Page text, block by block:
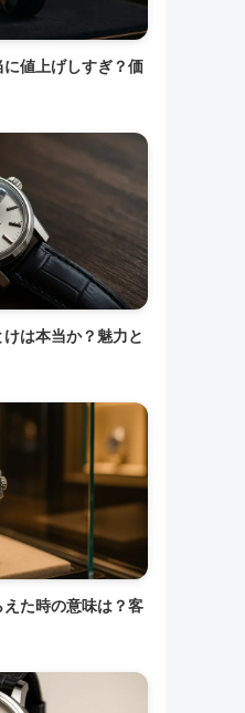
値上げしすぎ？価
は本当か？魅力と
た時の意味は？客